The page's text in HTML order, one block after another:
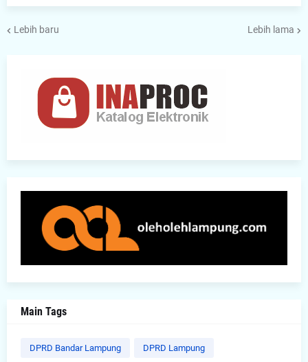
Lebih baru Lebih lama
Main Tags
DPRD Bandar Lampung DPRD Lampung